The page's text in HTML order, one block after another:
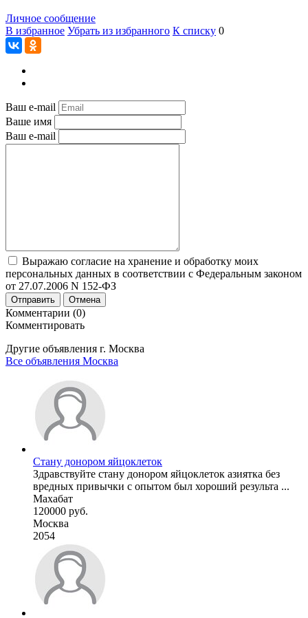
Личное сообщение
В избранное Убрать из избранного К списку 0
Ваш e-mail
Ваше имя
Ваш e-mail
Выражаю согласие на хранение и обработку моих
персональных данных в соответствии с Федеральным законом
от 27.07.2006 N 152-ФЗ
Отправить Отмена
Комментарии (0)
Комментировать
Другие объявления г. Москва
Все объявления Москва
Стану донором яйцоклеток
Здравствуйте стану донором яйцоклеток азиятка без
вредных привычки с опытом был хороший результа ...
Махабат
120000 руб.
Москва
2054